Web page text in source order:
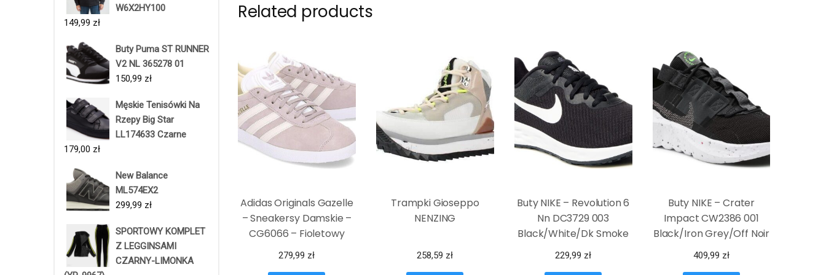
W6X2HY100
149,99 zł
Buty Puma ST RUNNER
V2 NL 365278 01
150,99 zł
Męskie Tenisówki Na
Rzepy Big Star
LL174633 Czarne
179,00 zł
New Balance
ML574EX2
299,99 zł
SPORTOWY KOMPLET
Z LEGGINSAMI
CZARNY-LIMONKA
Related products
Adidas Originals Gazelle
– Sneakersy Damskie –
CG6066 – Fioletowy
279,99 zł
Trampki Gioseppo
NENZING
258,59 zł
Buty NIKE – Revolution 6
Nn DC3729 003
Black/White/Dk Smoke
Grey
229,99 zł
Buty NIKE – Crater
Impact CW2386 001
Black/Iron Grey/Off Noir
409,99 zł